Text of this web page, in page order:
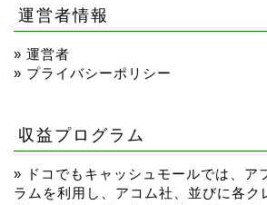
運営者情報
» 運営者
» プライバシーポリシー
収益プログラム
» ドコでもキャッシュモールでは、ア
ラムを利用し、アコム社、並びに各ク